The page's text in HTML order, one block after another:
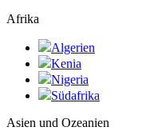
Afrika
Algerien
Kenia
Nigeria
Südafrika
Asien und Ozeanien